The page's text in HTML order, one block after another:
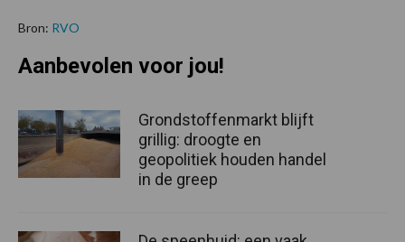
Bron: RVO
Aanbevolen voor jou!
Grondstoffenmarkt blijft
grillig: droogte en
geopolitiek houden handel
in de greep